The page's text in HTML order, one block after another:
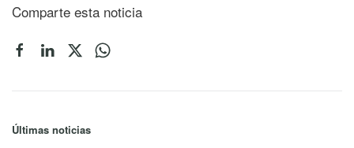
Comparte esta noticia
Últimas noticias